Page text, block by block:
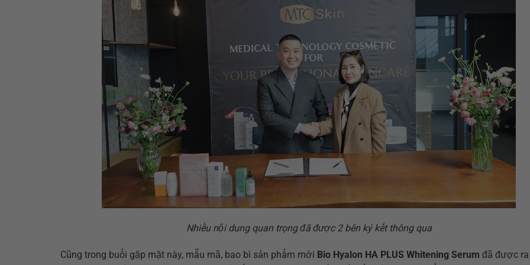
Nhiều nội dung quan trọng đã được 2 bên ký kết thông qua
Cũng trong buổi gặp mặt này, mẫu mã, bao bì sản phẩm mới Bio Hyalon HA PLUS Whitening Serum đã được